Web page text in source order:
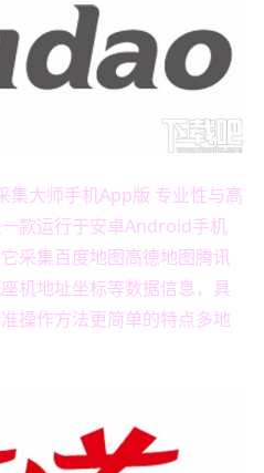
集大师手机App版 专业性与高
款运行于安卓Android手机
采集百度地图高德地图腾讯
机地址坐标等数据信息，具
操作方法更简单的特点多地